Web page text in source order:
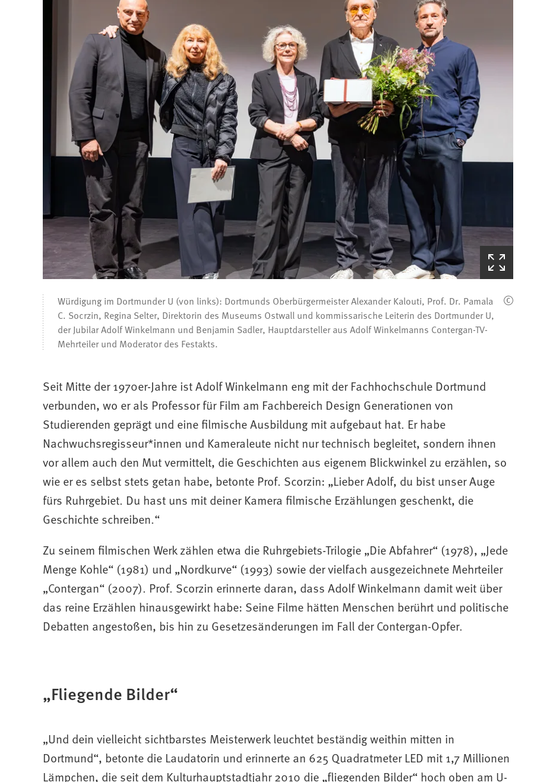
(Startet
den
Würdigung im Dortmunder U (von links): Dortmunds Oberbürgermeister Alexander Kalouti, Prof. Dr. Pamala
C. Socrzin, Regina Selter, Direktorin des Museums Ostwall und kommissarische Leiterin des Dortmunder U,
der Jubilar Adolf Winkelmann und Benjamin Sadler, Hauptdarsteller aus Adolf Winkelmanns Contergan-TV-
Mehrteiler und Moderator des Festakts.
Seit Mitte der 1970er-Jahre ist Adolf Winkelmann eng mit der Fachhochschule Dortmund
verbunden, wo er als Professor für Film am Fachbereich Design Generationen von
Studierenden geprägt und eine filmische Ausbildung mit aufgebaut hat. Er habe
Nachwuchsregisseur*innen und Kameraleute nicht nur technisch begleitet, sondern ihnen
vor allem auch den Mut vermittelt, die Geschichten aus eigenem Blickwinkel zu erzählen, so
wie er es selbst stets getan habe, betonte Prof. Scorzin: „Lieber Adolf, du bist unser Auge
fürs Ruhrgebiet. Du hast uns mit deiner Kamera filmische Erzählungen geschenkt, die
Geschichte schreiben.“
Zu seinem filmischen Werk zählen etwa die Ruhrgebiets-Trilogie „Die Abfahrer“ (1978), „Jede
Menge Kohle“ (1981) und „Nordkurve“ (1993) sowie der vielfach ausgezeichnete Mehrteiler
„Contergan“ (2007). Prof. Scorzin erinnerte daran, dass Adolf Winkelmann damit weit über
das reine Erzählen hinausgewirkt habe: Seine Filme hätten Menschen berührt und politische
Debatten angestoßen, bis hin zu Gesetzesänderungen im Fall der Contergan-Opfer.
„Fliegende Bilder“
„Und dein vielleicht sichtbarstes Meisterwerk leuchtet beständig weithin mitten in
Dortmund“, betonte die Laudatorin und erinnerte an 625 Quadratmeter LED mit 1,7 Millionen
Lämpchen, die seit dem Kulturhauptstadtjahr 2010 die „fliegenden Bilder“ hoch oben am U-